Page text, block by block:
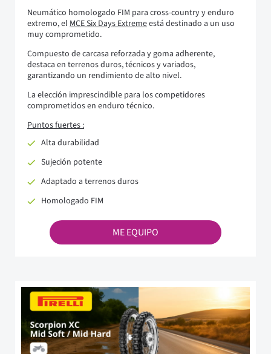
Neumático homologado FIM para cross-country y enduro
extremo, el MCE Six Days Extremeestá destinado a un uso
muy comprometido.
Compuesto de carcasa reforzada y goma adherente,
destaca en terrenos duros, técnicos y variados,
garantizando un rendimiento de alto nivel.
La elección imprescindible para los competidores
comprometidos en enduro técnico.
Puntos fuertes :
Alta durabilidad
Sujeción potente
Adaptado a terrenos duros
Homologado FIM
ME EQUIPO